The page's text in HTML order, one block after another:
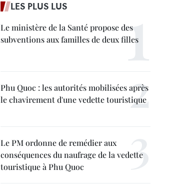
LES PLUS LUS
Le ministère de la Santé propose des
subventions aux familles de deux filles
Phu Quoc : les autorités mobilisées après
le chavirement d'une vedette touristique
Le PM ordonne de remédier aux
conséquences du naufrage de la vedette
touristique à Phu Quoc